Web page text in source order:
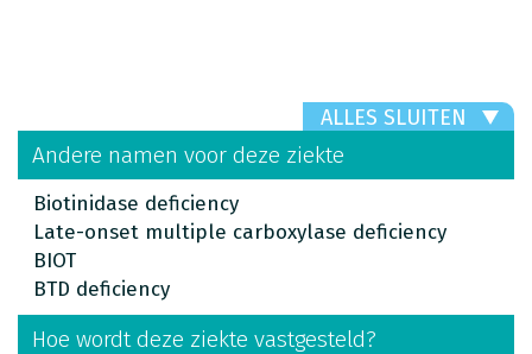
ALLES SLUITEN
Andere namen voor deze ziekte
Biotinidase deficiency
Late-onset multiple carboxylase deficiency
BIOT
BTD deficiency
Hoe wordt deze ziekte vastgesteld?